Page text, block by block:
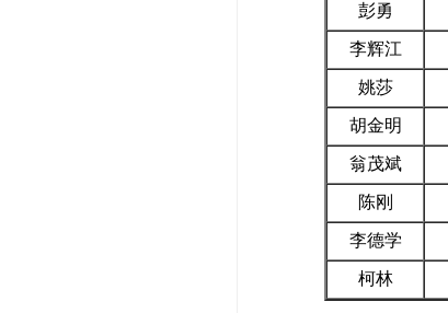
彭勇
李辉江
姚莎
胡金明
翁茂斌
陈刚
李德学
柯林